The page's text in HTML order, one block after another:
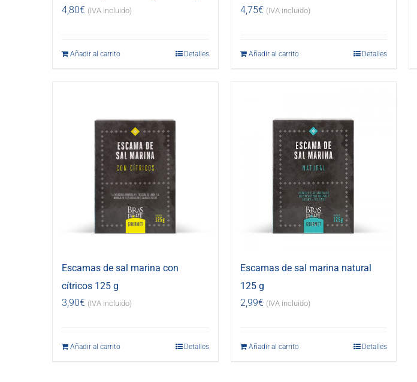
4,80€ (IVA incluido)
Añadir al carrito Detalles
4,75€ (IVA incluido)
Añadir al carrito Detalles
Escamas de sal marina con
cítricos 125 g
3,90€ (IVA incluido)
Añadir al carrito Detalles
Escamas de sal marina natural
125 g
2,99€ (IVA incluido)
Añadir al carrito Detalles